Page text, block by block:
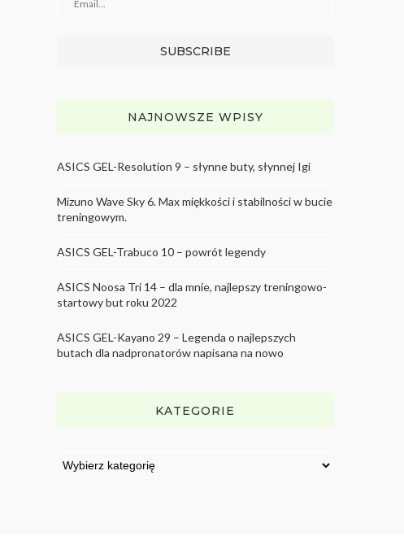
NAJNOWSZE WPISY
ASICS GEL-Resolution 9 – słynne buty, słynnej Igi
Mizuno Wave Sky 6. Max miękkości i stabilności w bucie
treningowym.
ASICS GEL-Trabuco 10 – powrót legendy
ASICS Noosa Tri 14 – dla mnie, najlepszy treningowo-
startowy but roku 2022
ASICS GEL-Kayano 29 – Legenda o najlepszych
butach dla nadpronatorów napisana na nowo
KATEGORIE